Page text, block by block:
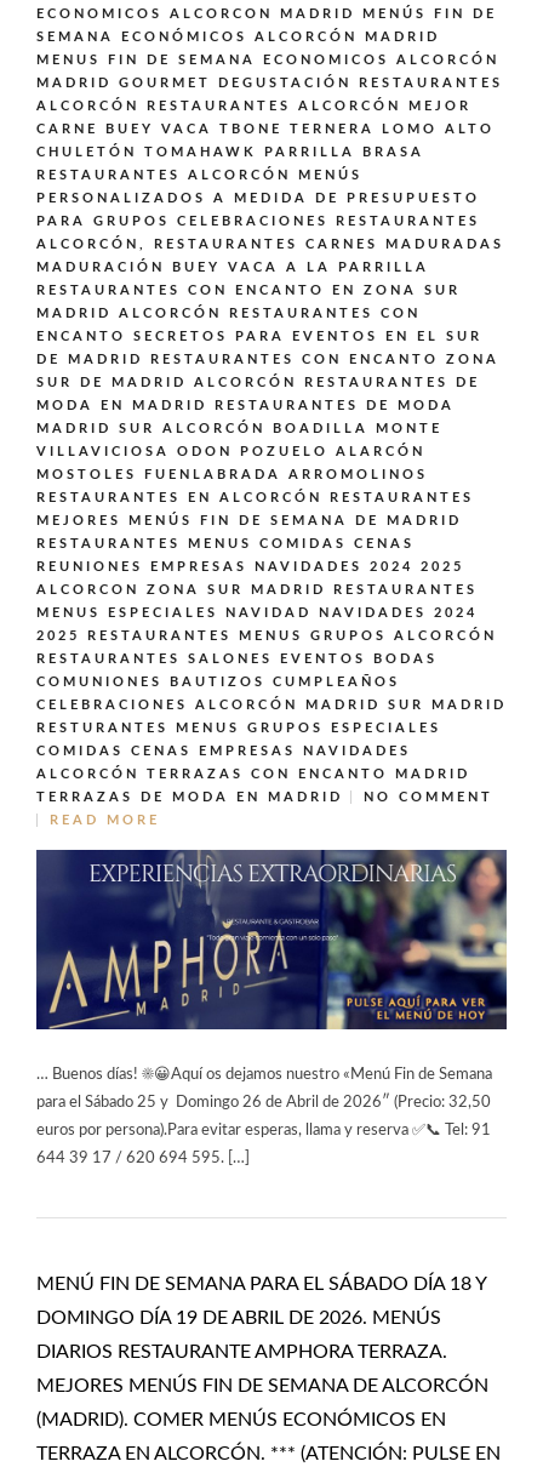
ECONOMICOS ALCORCON MADRID
MENÚS FIN DE
SEMANA ECONÓMICOS ALCORCÓN MADRID
MENUS FIN DE SEMANA ECONOMICOS ALCORCÓN
MADRID GOURMET DEGUSTACIÓN
RESTAURANTES
ALCORCÓN
RESTAURANTES ALCORCÓN MEJOR
CARNE BUEY VACA TBONE TERNERA LOMO ALTO
CHULETÓN TOMAHAWK PARRILLA BRASA
RESTAURANTES ALCORCÓN MENÚS
PERSONALIZADOS A MEDIDA DE PRESUPUESTO
PARA GRUPOS CELEBRACIONES
RESTAURANTES
ALCORCÓN,
RESTAURANTES CARNES MADURADAS
MADURACIÓN BUEY VACA A LA PARRILLA
RESTAURANTES CON ENCANTO EN ZONA SUR
MADRID ALCORCÓN
RESTAURANTES CON
ENCANTO SECRETOS PARA EVENTOS EN EL SUR
DE MADRID
RESTAURANTES CON ENCANTO ZONA
SUR DE MADRID ALCORCÓN
RESTAURANTES DE
MODA EN MADRID
RESTAURANTES DE MODA
MADRID SUR ALCORCÓN BOADILLA MONTE
VILLAVICIOSA ODON POZUELO ALARCÓN
MOSTOLES FUENLABRADA ARROMOLINOS
RESTAURANTES EN ALCORCÓN
RESTAURANTES
MEJORES MENÚS FIN DE SEMANA DE MADRID
RESTAURANTES MENUS COMIDAS CENAS
REUNIONES EMPRESAS NAVIDADES 2024 2025
ALCORCON ZONA SUR MADRID
RESTAURANTES
MENUS ESPECIALES NAVIDAD NAVIDADES 2024
2025
RESTAURANTES MENUS GRUPOS ALCORCÓN
RESTAURANTES SALONES EVENTOS BODAS
COMUNIONES BAUTIZOS CUMPLEAÑOS
CELEBRACIONES ALCORCÓN MADRID SUR MADRID
RESTURANTES MENUS GRUPOS ESPECIALES
COMIDAS CENAS EMPRESAS NAVIDADES
ALCORCÓN
TERRAZAS CON ENCANTO MADRID
TERRAZAS DE MODA EN MADRID
NO COMMENT
READ MORE
… Buenos días! ☀️😀Aquí os dejamos nuestro «Menú Fin de Semana
para el Sábado 25 y Domingo 26 de Abril de 2026″ (Precio: 32,50
euros por persona).Para evitar esperas, llama y reserva ✅📞 Tel: 91
644 39 17 / 620 694 595. […]
MENÚ FIN DE SEMANA PARA EL SÁBADO DÍA 18 Y
DOMINGO DÍA 19 DE ABRIL DE 2026. MENÚS
DIARIOS RESTAURANTE AMPHORA TERRAZA.
MEJORES MENÚS FIN DE SEMANA DE ALCORCÓN
(MADRID). COMER MENÚS ECONÓMICOS EN
TERRAZA EN ALCORCÓN. *** (ATENCIÓN: PULSE EN